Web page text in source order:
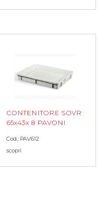
CONTENITORE SOVR
65x43x 8 PAVONI
Cod.: PAV612
scopri